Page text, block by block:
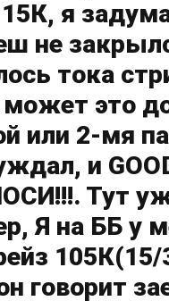
я
не
тока
может это
или 2-мя
и
Тут
Я на ББ у
105К(15/
говорит